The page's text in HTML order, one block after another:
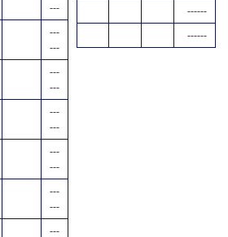
---
---
---
---
---
---
---
---
---
---
---
---
------
------